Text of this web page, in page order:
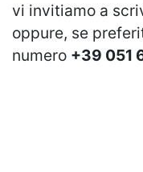
vi invitiamo a
oppure, se
numero +39 051